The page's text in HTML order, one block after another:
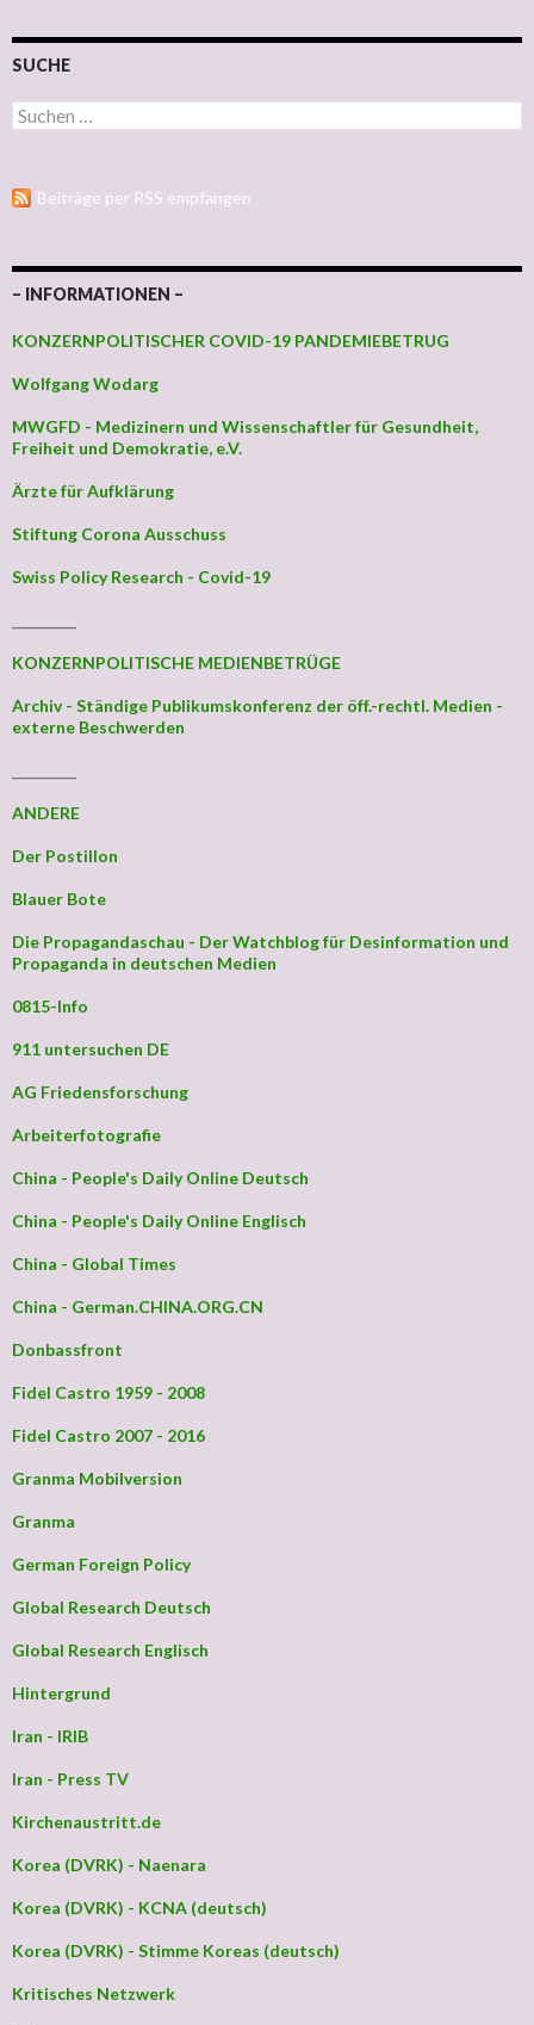
SUCHE
Suchen nach:
Beiträge per RSS empfangen
– INFORMATIONEN –
KONZERNPOLITISCHER COVID-19 PANDEMIEBETRUG
Wolfgang Wodarg
MWGFD - Medizinern und Wissenschaftler für Gesundheit,
Freiheit und Demokratie, e.V.
Ärzte für Aufklärung
Stiftung Corona Ausschuss
Swiss Policy Research - Covid-19
KONZERNPOLITISCHE MEDIENBETRÜGE
Archiv - Ständige Publikumskonferenz der öff.-rechtl. Medien -
externe Beschwerden
ANDERE
Der Postillon
Blauer Bote
Die Propagandaschau - Der Watchblog für Desinformation und
Propaganda in deutschen Medien
0815-Info
911 untersuchen DE
AG Friedensforschung
Arbeiterfotografie
China - People's Daily Online Deutsch
China - People's Daily Online Englisch
China - Global Times
China - German.CHINA.ORG.CN
Donbassfront
Fidel Castro 1959 - 2008
Fidel Castro 2007 - 2016
Granma Mobilversion
Granma
German Foreign Policy
Global Research Deutsch
Global Research Englisch
Hintergrund
Iran - IRIB
Iran - Press TV
Kirchenaustritt.de
Korea (DVRK) - Naenara
Korea (DVRK) - KCNA (deutsch)
Korea (DVRK) - Stimme Koreas (deutsch)
Kritisches Netzwerk